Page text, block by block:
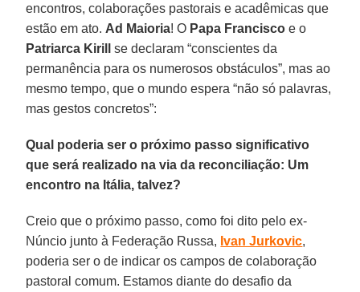
encontros, colaborações pastorais e acadêmicas que
estão em ato. Ad Maioria! O Papa Francisco e o
Patriarca Kirill
se declaram “conscientes da
permanência para os numerosos obstáculos”, mas ao
mesmo tempo, que o mundo espera “não só palavras,
mas gestos concretos”:
Qual poderia ser o próximo passo significativo
que será realizado na via da reconciliação: Um
encontro na Itália, talvez?
Creio que o próximo passo, como foi dito pelo ex-
Núncio junto à Federação Russa, Ivan Jurkovic,
poderia ser o de indicar os campos de colaboração
pastoral comum. Estamos diante do desafio da